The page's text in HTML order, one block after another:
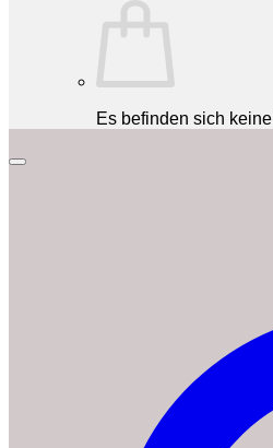
Es befinden sich